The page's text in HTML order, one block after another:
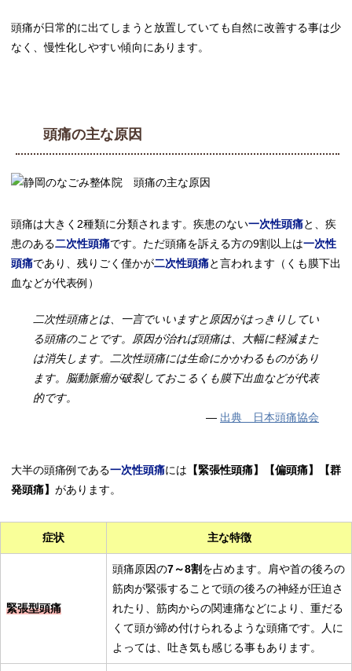
頭痛が日常的に出てしまうと放置していても自然に改善する事は少
なく、慢性化しやすい傾向にあります。
頭痛の主な原因
頭痛は大きく2種類に分類されます。疾患のない一次性頭痛と、疾
患のある二次性頭痛です。ただ頭痛を訴える方の9割以上は一次性
頭痛であり、残りごく僅かが二次性頭痛と言われます（くも膜下出
血などが代表例）
二次性頭痛とは、一言でいいますと原因がはっきりしてい
る頭痛のことです。原因が治れば頭痛は、大幅に軽減また
は消失します。二次性頭痛には生命にかかわるものがあり
ます。脳動脈瘤が破裂しておこるくも膜下出血などが代表
的です。
出典 日本頭痛協会
大半の頭痛例である一次性頭痛には 【緊張性頭痛】【偏頭痛】【群
発頭痛】 があります。
症状 主な特徴
緊張型頭痛
頭痛原因の7～8割を占めます。肩や首の後ろの
筋肉が緊張することで頭の後ろの神経が圧迫さ
れたり、筋肉からの関連痛などにより、重だる
くて頭が締め付けられるような頭痛です。人に
よっては、吐き気も感じる事もあります。